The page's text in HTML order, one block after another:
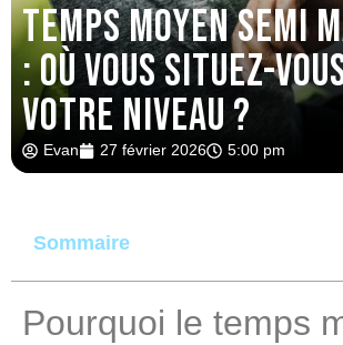
Temps moyen semi
: où vous situez-
votre niveau ?
Evan 27 février 2026 5:00 pm
Sommaire
Pourquoi le temps